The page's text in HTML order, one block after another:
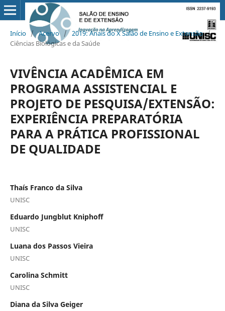
Início / Acervo / 2019: Anais do X Salão de Ensino e Extensão /
Ciências Biológicas e da Saúde
VIVÊNCIA ACADÊMICA EM
PROGRAMA ASSISTENCIAL E
PROJETO DE PESQUISA/EXTENSÃO:
EXPERIÊNCIA PREPARATÓRIA
PARA A PRÁTICA PROFISSIONAL
DE QUALIDADE
Thaís Franco da Silva
UNISC
Eduardo Jungblut Kniphoff
UNISC
Luana dos Passos Vieira
UNISC
Carolina Schmitt
UNISC
Diana da Silva Geiger